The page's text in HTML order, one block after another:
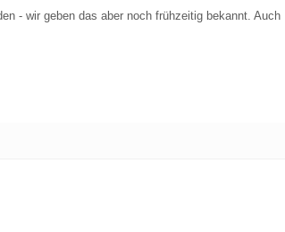
- wir geben das aber noch frühzeitig bekannt. Auch